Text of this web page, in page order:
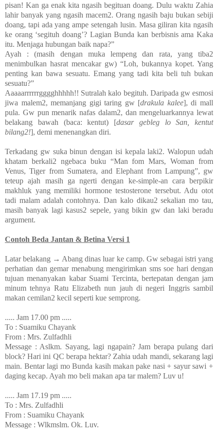
pisan! Kan ga enak kita ngasih begituan doang. Dulu waktu Zahia
lahir banyak yang ngasih macem2. Orang ngasih baju bukan sebiji
doang, tapi ada yang ampe setengah lusin. Masa giliran kita ngasih
ke orang ‘segituh doang’? Lagian Bunda kan berbisnis ama Kaka
itu. Menjaga hubungan baik napa?”
Ayah : (masih dengan muka lempeng dan rata, yang tiba2
menimbulkan hasrat mencakar gw) “Loh, bukannya kopet. Yang
penting kan bawa sesuatu. Emang yang tadi kita beli tuh bukan
sesuatu?”
Aaaaarrrrrrgggghhhhh!! Sutralah kalo begituh. Daripada gw esmosi
jiwa malem2, memanjang gigi taring gw [drakula kalee], di mall
pula. Gw pun menarik nafas dalam2, dan mengeluarkannya lewat
belakang bawah (baca: kentut) [dasar gebleg lo San, kentut
bilang2!], demi menenangkan diri.
Terkadang gw suka binun dengan isi kepala laki2. Walopun udah
khatam berkali2 ngebaca buku “Man fom Mars, Woman from
Venus, Tiger from Sumatera, and Elephant from Lampung”, gw
teteup ajah masih ga ngerti dengan ke-simple-an cara berpikir
makhluk yang memiliki hormone testosterone tersebut. Adu otot
tadi malam adalah contohnya. Dan kalo dikau2 sekalian mo tau,
masih banyak lagi kasus2 sepele, yang bikin gw dan laki beradu
argument.
Contoh Beda Jantan & Betina Versi 1
Latar belakang → Abang dinas luar ke camp. Gw sebagai istri yang
perhatian dan gemar menabung mengirimkan sms soe hari dengan
tujuan menanyakan kabar Suami Tercinta, bertepatan dengan jam
minum tehnya Ratu Elizabeth nun jauh di negeri Inggris sambil
makan cemilan2 kecil seperti kue semprong.
..... Jam 17.00 pm .....
To : Suamiku Chayank
From : Mrs. Zulfadhli
Message : Aslkm. Sayang, lagi ngapain? Jam berapa pulang dari
block? Hari ini QC berapa hektar? Zahia udah mandi, sekarang lagi
main. Bentar lagi mo Bunda kasih makan pake nasi + sayur sawi +
daging kecap. Ayah mo beli makan apa tar malem? Luv u!
..... Jam 17.19 pm .....
To : Mrs. Zulfadhli
From : Suamiku Chayank
Message : Wlkmslm. Ok. Luv.